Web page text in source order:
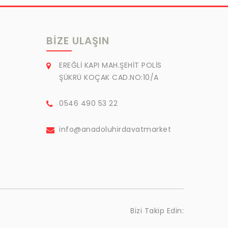
BIZE ULAŞIN
EREĞLİ KAPI MAH.ŞEHİT POLİS
ŞÜKRÜ KOÇAK CAD.NO:10/A
0546 490 53 22
info@anadoluhirdavatmarket
Bizi Takip Edin: